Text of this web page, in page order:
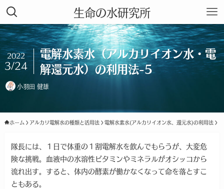
生命の水研究所
電解水素水（アルカリイオン水・電
解還元水）の利用法-5
2022
3/24
小羽田 健雄
ホーム アルカリ電解水の種類と活用法 電解水素水(アルカリイオン水、還元水)の利用法
隊長には、１日で体重の１割電解水を飲んでもらうが、大変危
険な挑戦。血液中の水溶性ビタミンやミネラルがオシッコから
流れ出す。すると、体内の酵素が働かなくなって命を落とすこ
ともある。